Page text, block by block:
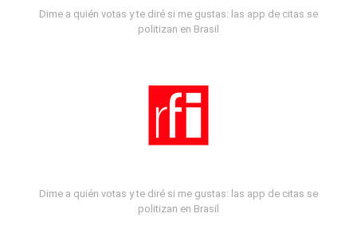
Dime a quién votas y te diré si me gustas: las app de citas se
politizan en Brasil
Dime a quién votas y te diré si me gustas: las app de citas se
politizan en Brasil